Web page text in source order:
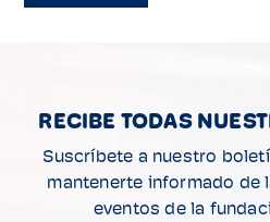
RECIBE TODAS
Suscríbete a nuestro
mantenerte informado de
eventos de la